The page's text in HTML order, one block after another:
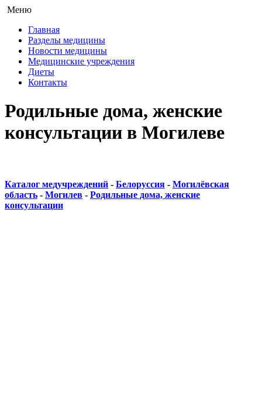
Меню
Главная
Разделы медицины
Новости медицины
Медицинские учреждения
Диеты
Контакты
Родильные дома, женские
консультации в Могилеве
Каталог медучреждений - Белоруссия - Могилёвская
область - Могилев - Родильные дома, женские
консультации